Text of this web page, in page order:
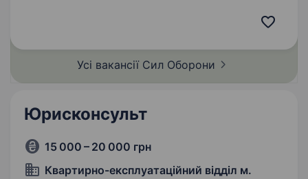
освіта (спеціаліст/магістр за спеціальністю
Усі вакансії Сил Оборони
Юрисконсульт
15 000 – 20 000 грн
Квартирно-експлуатаційний відділ м.